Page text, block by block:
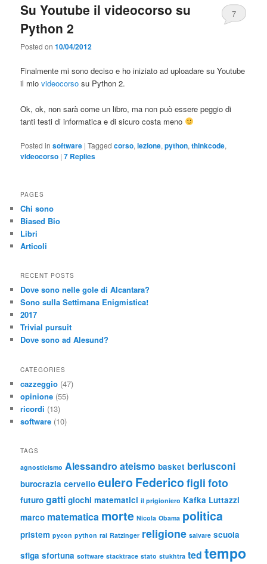
Su Youtube il videocorso su
Python 2
Posted on10/04/2012
7
Finalmente mi sono deciso e ho iniziato ad uploadare su Youtube
il miovideocorso su Python 2.
Ok, ok, non sarà come un libro, ma non può essere peggio di
tanti testi di informatica e di sicuro costa meno
Posted in software |Tagged corso,lezione,python,thinkcode,
videocorso |7 Replies
PAGES
Chi sono
Biased Bio
Libri
Articoli
RECENT POSTS
Dove sono nelle gole di Alcantara?
Sono sulla Settimana Enigmistica!
2017
Trivial pursuit
Dove sono ad Alesund?
CATEGORIES
cazzeggio (47)
opinione (55)
ricordi (13)
software (10)
TAGS
agnosticismo Alessandro ateismo basket berlusconi
burocrazia cervello eulero Federico figli foto
futuro gatti giochi matematici il prigioniero Kafka Luttazzi
marco matematica morte Nicola Obama politica
pristem pycon python rai Ratzinger religione salvare scuola
sfiga sfortuna software stacktrace stato stukhtra ted tempo